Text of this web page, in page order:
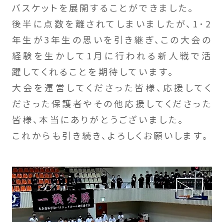
バスケットを展開することができました。
後半に点数を離されてしまいましたが、1･2
年生が3年生の思いを引き継ぎ、この大会の
経験を生かして1月に行われる新人戦で活
躍してくれることを期待しています。
大会を運営してくださった皆様、応援してく
ださった保護者やその他応援してくださった
皆様、本当にありがとうございました。
これからも引き続き、よろしくお願いします。